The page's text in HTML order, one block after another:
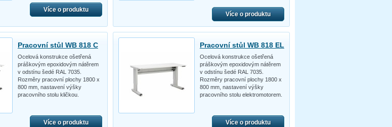
Více o produktu
Více o produktu
Pracovní stůl WB 818 C
Ocelová konstrukce ošetřená
práškovým epoxidovým nátěrem
v odstínu šedé RAL 7035.
Rozměry pracovní plochy 1800 x
800 mm, nastavení výšky
pracovního stolu kličkou.
Více o produktu
Pracovní stůl WB 818 EL
Ocelová konstrukce ošetřená
práškovým epoxidovým nátěrem
v odstínu šedé RAL 7035.
Rozměry pracovní plochy 1800 x
800 mm, nastavení výšky
pracovního stolu elektromotorem.
Více o produktu